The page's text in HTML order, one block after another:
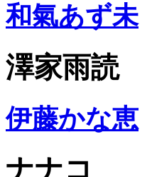
和氣あず未
澤家雨読
伊藤かな恵
ナナコ